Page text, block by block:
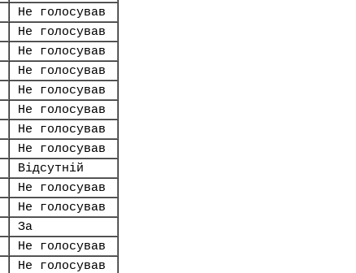
Не голосував
Не голосував
Не голосував
Не голосував
Не голосував
Не голосував
Не голосував
Не голосував
Відсутній
Не голосував
Не голосував
За
Не голосував
Не голосував